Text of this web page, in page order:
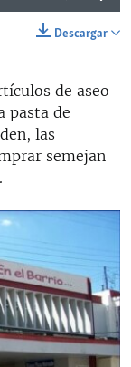
Descargar
de aseo
pasta de
las
semejan